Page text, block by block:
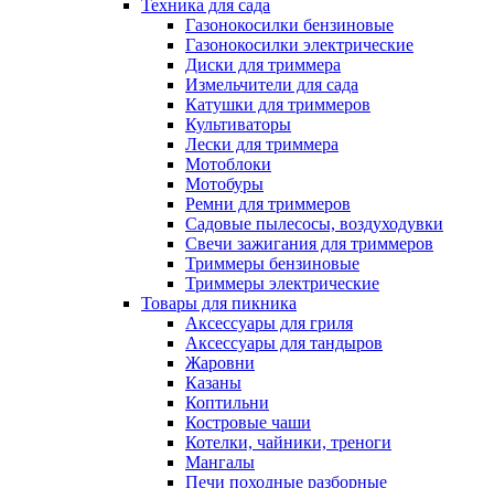
Техника для сада
Газонокосилки бензиновые
Газонокосилки электрические
Диски для триммера
Измельчители для сада
Катушки для триммеров
Культиваторы
Лески для триммера
Мотоблоки
Мотобуры
Ремни для триммеров
Садовые пылесосы, воздуходувки
Свечи зажигания для триммеров
Триммеры бензиновые
Триммеры электрические
Товары для пикника
Аксессуары для гриля
Аксессуары для тандыров
Жаровни
Казаны
Коптильни
Костровые чаши
Котелки, чайники, треноги
Мангалы
Печи походные разборные